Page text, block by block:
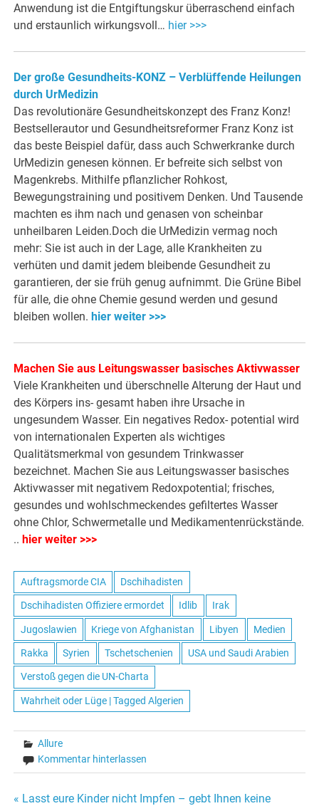
Anwendung ist die Entgiftungskur überraschend einfach
und erstaunlich wirkungsvoll… hier >>>
Der große Gesundheits-KONZ – Verblüffende Heilungen
durch UrMedizin
Das revolutionäre Gesundheitskonzept des Franz Konz!
Bestsellerautor und Gesundheitsreformer Franz Konz ist
das beste Beispiel dafür, dass auch Schwerkranke durch
UrMedizin genesen können. Er befreite sich selbst von
Magenkrebs. Mithilfe pflanzlicher Rohkost,
Bewegungstraining und positivem Denken. Und Tausende
machten es ihm nach und genasen von scheinbar
unheilbaren Leiden.Doch die UrMedizin vermag noch
mehr: Sie ist auch in der Lage, alle Krankheiten zu
verhüten und damit jedem bleibende Gesundheit zu
garantieren, der sie früh genug aufnimmt. Die Grüne Bibel
für alle, die ohne Chemie gesund werden und gesund
bleiben wollen.hier weiter >>>
Machen Sie aus Leitungswasser basisches Aktivwasser
Viele Krankheiten und überschnelle Alterung der Haut und
des Körpers ins- gesamt haben ihre Ursache in
ungesundem Wasser. Ein negatives Redox- potential wird
von internationalen Experten als wichtiges
Qualitätsmerkmal von gesundem Trinkwasser
bezeichnet. Machen Sie aus Leitungswasser basisches
Aktivwasser mit negativem Redoxpotential; frisches,
gesundes und wohlschmeckendes gefiltertes Wasser
ohne Chlor, Schwermetalle und Medikamentenrückstände.
.. hier weiter >>>
Auftragsmorde CIA Dschihadisten
Dschihadisten Offiziere ermordet Idlib Irak
Jugoslawien Kriege von Afghanistan Libyen Medien
Rakka Syrien Tschetschenien USA und Saudi Arabien
Verstoß gegen die UN-Charta
Wahrheit oder Lüge | Tagged Algerien
Allure
Kommentar hinterlassen
« Lasst eure Kinder nicht Impfen – gebt Ihnen keine